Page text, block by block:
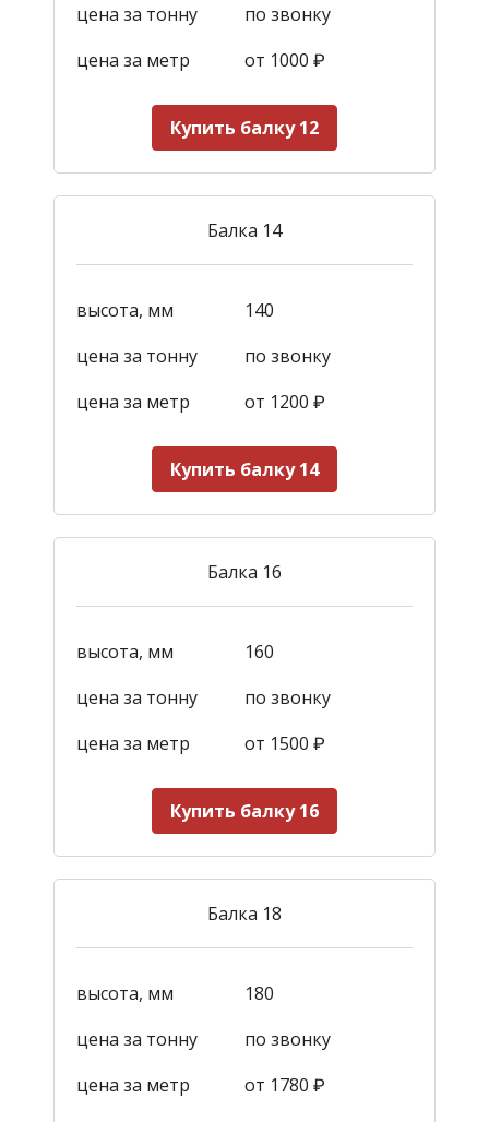
цена за тонну
по звонку
цена за метр
от 1000 ₽
Купить балку 12
Балка 14
высота, мм
140
цена за тонну
по звонку
цена за метр
от 1200 ₽
Купить балку 14
Балка 16
высота, мм
160
цена за тонну
по звонку
цена за метр
от 1500 ₽
Купить балку 16
Балка 18
высота, мм
180
цена за тонну
по звонку
цена за метр
от 1780 ₽